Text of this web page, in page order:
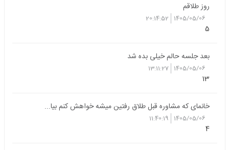
روز طلاقم
1405/05/06
20:14:52
5
بعد جلسه حالم خیلی بده شد
1405/05/06
13:11:27
13
خانمای که مشاوره قبل طلاق رفتین میشه خواهش کنم بیا...
1405/05/06
11:40:19
4